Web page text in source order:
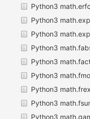
Python3
Python3
Python3
Python3
Python3
Python3
Python3
Python3
Python3